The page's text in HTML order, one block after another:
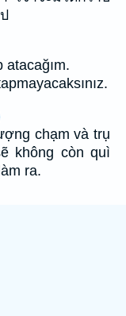
atacağım.
chạm và trụ
không còn quì
ra.